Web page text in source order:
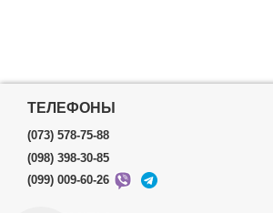
ТЕЛЕФОНЫ
(073) 578-75-88
(098) 398-30-85
(099) 009-60-26